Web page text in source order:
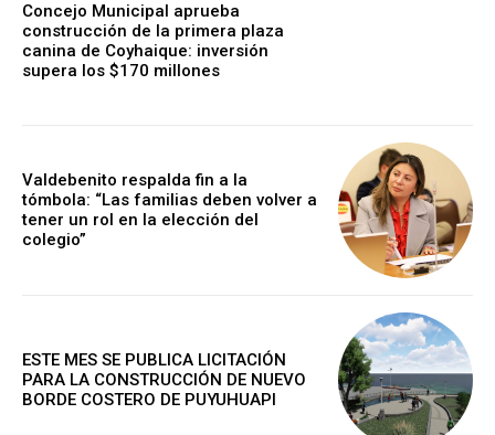
Concejo Municipal aprueba
construcción de la primera plaza
canina de Coyhaique: inversión
supera los $170 millones
Valdebenito respalda fin a la
tómbola: “Las familias deben volver a
tener un rol en la elección del
colegio”
ESTE MES SE PUBLICA LICITACIÓN
PARA LA CONSTRUCCIÓN DE NUEVO
BORDE COSTERO DE PUYUHUAPI